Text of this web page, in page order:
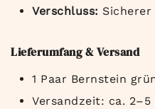
Verschluss:
Lieferumfang & Versand
1 Paar Bernstein
Versandzeit: ca. 2–5